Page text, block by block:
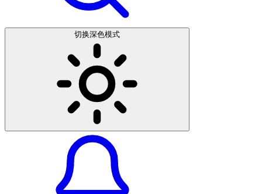
切换深色模式